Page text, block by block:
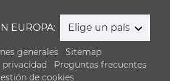
EUROPA: Elige un país
generales
Sitemap
Preguntas frecuentes
de cookies